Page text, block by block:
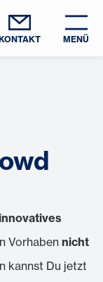
MENÜ
Vorhaben nicht
kannst Du jetzt